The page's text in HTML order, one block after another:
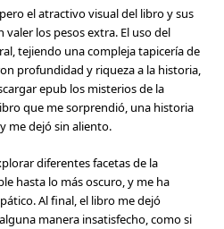
el atractivo visual del libro y sus
los pesos extra. El uso del
tejiendo una compleja tapicería de
profundidad y riqueza a la historia,
epub los misterios de la
que me sorprendió, una historia
me dejó sin aliento.
diferentes facetas de la
hasta lo más oscuro, y me ha
Al final, el libro me dejó
manera insatisfecho, como si